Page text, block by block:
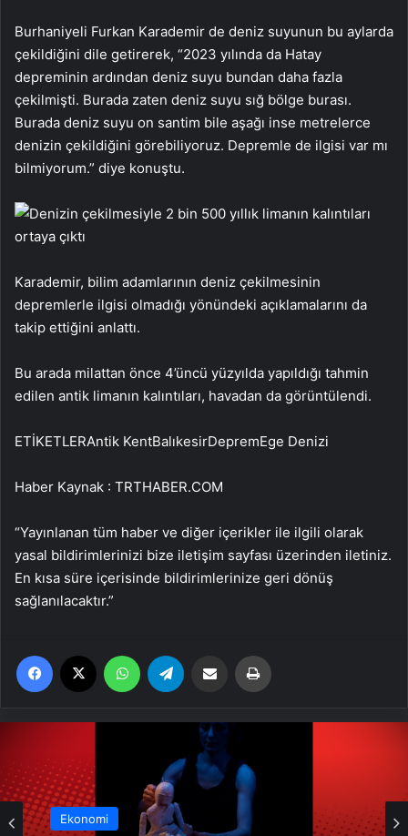
Burhaniyeli Furkan Karademir de deniz suyunun bu aylarda
çekildiğini dile getirerek, “2023 yılında da Hatay
depreminin ardından deniz suyu bundan daha fazla
çekilmişti. Burada zaten deniz suyu sığ bölge burası.
Burada deniz suyu on santim bile aşağı inse metrelerce
denizin çekildiğini görebiliyoruz. Depremle de ilgisi var mı
bilmiyorum.” diye konuştu.
Karademir, bilim adamlarının deniz çekilmesinin
depremlerle ilgisi olmadığı yönündeki açıklamalarını da
takip ettiğini anlattı.
Bu arada milattan önce 4’üncü yüzyılda yapıldığı tahmin
edilen antik limanın kalıntıları, havadan da görüntülendi.
ETİKETLERAntik KentBalıkesirDepremEge Denizi
Haber Kaynak : TRTHABER.COM
“Yayınlanan tüm haber ve diğer içerikler ile ilgili olarak
yasal bildirimlerinizi bize iletişim sayfası üzerinden iletiniz.
En kısa süre içerisinde bildirimlerinize geri dönüş
sağlanılacaktır.”
Facebook WhatsApp Email'den paylaş
Ekonomi